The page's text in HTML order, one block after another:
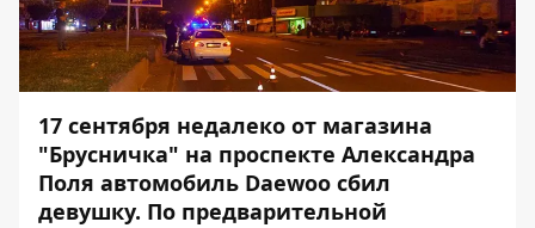
17 сентября недалеко от магазина
"Брусничка" на проспекте Александра
Поля автомобиль Daewoo сбил
девушку. По предварительной